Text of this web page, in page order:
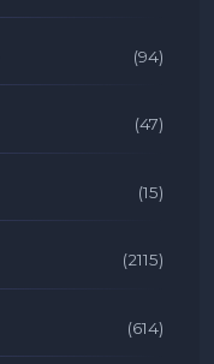
(94)
(47)
(15)
(2115)
(614)